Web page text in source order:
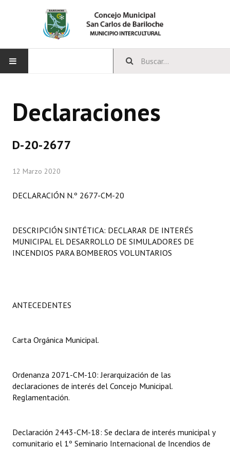
CONCEJO
Comisiones Especiales
Programas
Constitución Provincial
Digesto
Organigrama
Informes de Gestión
Declaraciones
D-20-2677
12 Marzo 2020
DECLARACIÓN N.º 2677-CM-20
DESCRIPCIÓN SINTÉTICA: DECLARAR DE INTERÉS
MUNICIPAL EL DESARROLLO DE SIMULADORES DE
INCENDIOS PARA BOMBEROS VOLUNTARIOS
ANTECEDENTES
Carta Orgánica Municipal.
Ordenanza 2071-CM-10: Jerarquización de las
declaraciones de interés del Concejo Municipal.
Reglamentación.
Declaración 2443-CM-18: Se declara de interés municipal y
comunitario el 1º Seminario Internacional de Incendios de